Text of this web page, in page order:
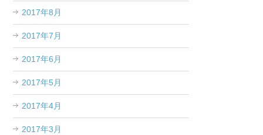
2017年8月
2017年7月
2017年6月
2017年5月
2017年4月
2017年3月